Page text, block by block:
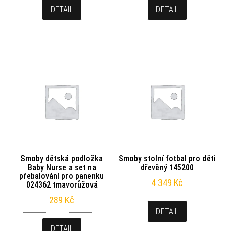
DETAIL DETAIL
Smoby dětská podložka
Baby Nurse a set na
přebalování pro panenku
024362 tmavorůžová
289 Kč
DETAIL
Smoby stolní fotbal pro děti
dřevěný 145200
4 349 Kč
DETAIL